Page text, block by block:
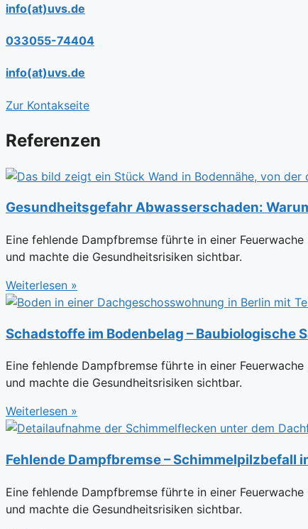
info(at)uvs.de
033055-74404
info(at)uvs.de
Zur Kontakseite
Referenzen
Gesundheitsgefahr Abwasserschaden:
Eine fehlende Dampfbremse führte in einer
und machte die Gesundheitsrisiken sichtbar.
Weiterlesen »
Schadstoffe im Bodenbelag – Baubiologische
Eine fehlende Dampfbremse führte in einer
und machte die Gesundheitsrisiken sichtbar.
Weiterlesen »
Fehlende Dampfbremse – Schimmelpilzbefall
Eine fehlende Dampfbremse führte in einer
und machte die Gesundheitsrisiken sichtbar.